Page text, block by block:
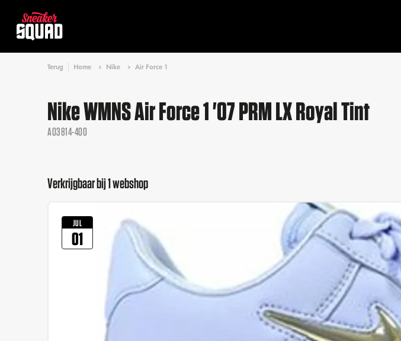
Terug Home Nike Air Force 1
Nike WMNS Air Force 1 '07 PRM LX Royal Tint
AO3814-400
Verkrijgbaar bij 1 webshop
JUL
01